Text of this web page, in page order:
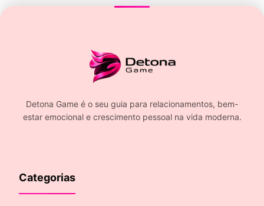
Detona Game é o seu guia para relacionamentos, bem-
estar emocional e crescimento pessoal na vida moderna.
Categorias